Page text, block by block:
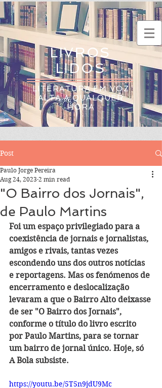
LIVROS
LIDOS
LITERATURA EM VOZ
ALTA A QUALQUER
HORA
Post
"O Bairro dos Jornais",
de Paulo Martins
Paulo Jorge Pereira
Aug 24, 2023 2 min read
Foi um espaço privilegiado para a
coexistência de jornais e jornalistas,
amigos e rivais, tantas vezes
escondendo uns dos outros notícias
e reportagens. Mas os fenómenos de
encerramento e deslocalização
levaram a que o Bairro Alto deixasse
de ser "O Bairro dos Jornais",
conforme o título do livro escrito
por Paulo Martins, para se tornar
um bairro de jornal único. Hoje, só
A Bola subsiste.
https://youtu.be/5T5n9jdU9Mc